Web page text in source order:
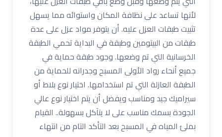
لأنها تساعد على نظافة المكان واستوائه مما يسهل
تثبيت طبقات العزل عليه. أن يتوفر مواد عزل على عدة
طبقات من البيتومين وطبقة في البداية تحمي الطبقة
الخرسانية التي تم وضعها. وجود طبقة حماية في
جميع أنحاء رواد الأولى المسبح وجدرانه للحماية من
الطبقة العازلة التي تم استخدامها. اختيار نوع بلاط أو
سيراميك جيد ومناسب ويفضل أن يتم اختيار نوع عالي
الجودة بسمك مناسب على لا يتآكل بسهولة.. القيام
بملئ المياه في المسبح بعد التأكد التام من انتهاء